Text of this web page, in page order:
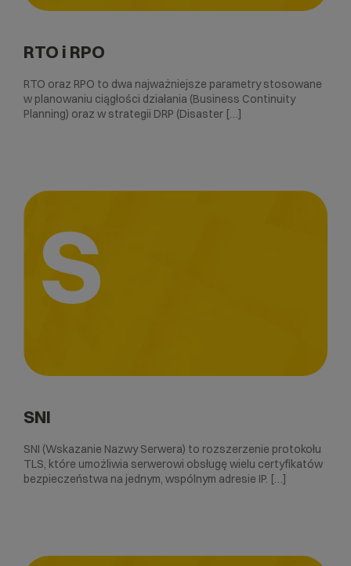
RTO i RPO
RTO oraz RPO to dwa najważniejsze parametry stosowane
w planowaniu ciągłości działania (Business Continuity
Planning) oraz w strategii DRP (Disaster […]
S
SNI
SNI (Wskazanie Nazwy Serwera) to rozszerzenie protokołu
TLS, które umożliwia serwerowi obsługę wielu certyfikatów
bezpieczeństwa na jednym, wspólnym adresie IP. […]